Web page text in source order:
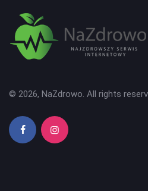
© 2026, NaZdrowo. All rights